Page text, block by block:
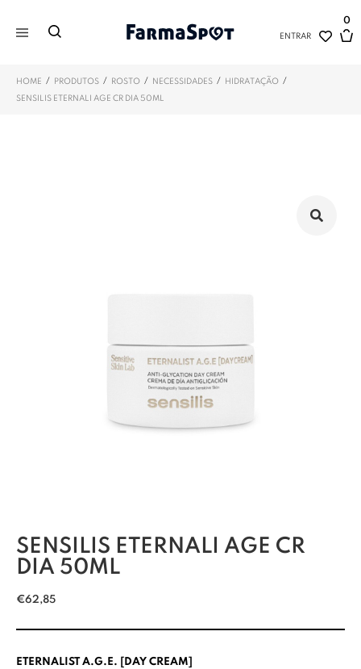
ENTRAR
0
HOME / PRODUTOS / ROSTO / NECESSIDADES / HIDRATAÇÃO /
SENSILIS ETERNALI AGE CR DIA 50ML
SENSILIS ETERNALI AGE CR
DIA 50ML
€62,85
ETERNALIST A.G.E. [DAY CREAM]